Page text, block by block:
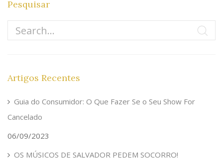
Pesquisar
Artigos Recentes
Guia do Consumidor: O Que Fazer Se o Seu Show For
Cancelado
06/09/2023
OS MÚSICOS DE SALVADOR PEDEM SOCORRO!